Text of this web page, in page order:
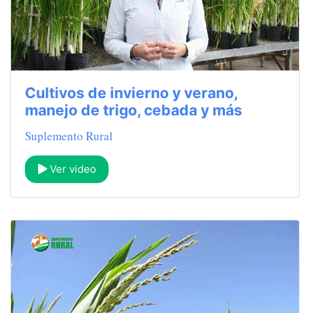
Cultivos de invierno y verano,
manejo de trigo, cebada y más
Suplemento Rural
Ver video